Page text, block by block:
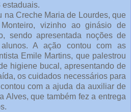
estaduais.
na Creche Maria de Lourdes, que
vizinho ao ginásio de
sendo apresentada noções de
A ação contou com as
Emile Martins, que palestrou
higiene bucal, apresentando de
os cuidados necessários para
com a ajuda da auxiliar de
Alves, que também fez a entrega